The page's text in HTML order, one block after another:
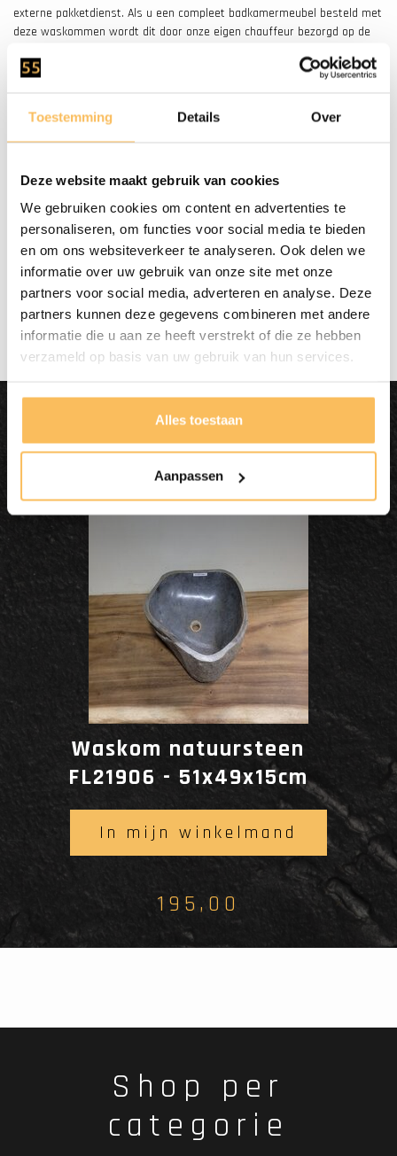
Toestemming Details Over
Deze website maakt gebruik van cookies
We gebruiken cookies om content en advertenties te
personaliseren, om functies voor social media te bieden
en om ons websiteverkeer te analyseren. Ook delen we
informatie over uw gebruik van onze site met onze
partners voor social media, adverteren en analyse. Deze
partners kunnen deze gegevens combineren met andere
informatie die u aan ze heeft verstrekt of die ze hebben
verzameld op basis van uw gebruik van hun services.
Alles toestaan
Aanpassen
externe pakketdienst. Als u een compleet badkamermeubel besteld met
deze waskommen wordt dit door onze eigen chauffeur bezorgd op de
Nog vragen of hulp nodig?
Heeft u vragen of twijfelt u nog? Neem gerust contact op met een van
Gratis bezorgd
vanaf €500.-
Dit wordt'n
Enjoy
Waskom natuursteen
FL21906 - 51x49x15cm
In mijn winkelmand
195,00
Shop per
categorie